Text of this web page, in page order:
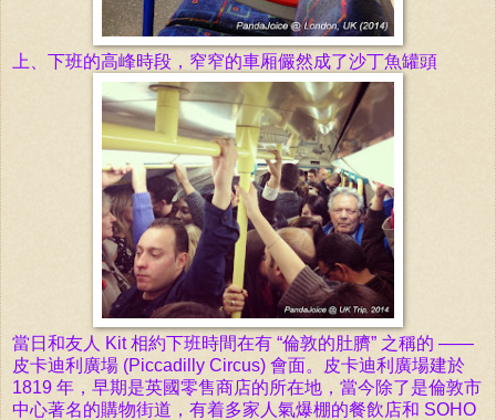
上、下班的高峰時段， 窄窄的車厢儼然成了沙丁魚罐頭
當 日和友人 Kit 相約下班時間在有 “倫敦的肚臍” 之稱的 ——
皮卡迪利 廣場 (Piccadilly Circus) 會面。 皮卡迪利 廣場建於
1819 年， 早期是英國零售商店的所在地， 當今除了是倫敦市
中心著名的購物街道，有着多家人氣爆棚的餐飲店和 SOHO